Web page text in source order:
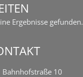
Ergebnisse gefunden.
Bahnhofstraße 10